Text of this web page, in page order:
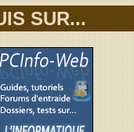
SUR...